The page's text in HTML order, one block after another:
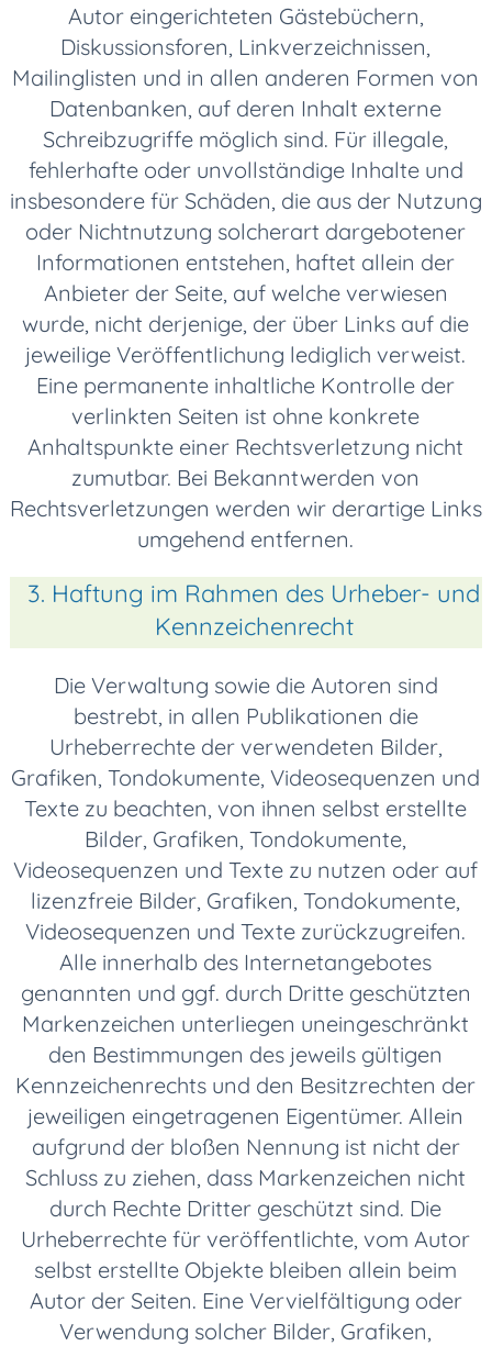
Autor eingerichteten Gästebüchern,
Diskussionsforen, Linkverzeichnissen,
Mailinglisten und in allen anderen Formen von
Datenbanken, auf deren Inhalt externe
Schreibzugriffe möglich sind. Für illegale,
fehlerhafte oder unvollständige Inhalte und
insbesondere für Schäden, die aus der Nutzung
oder Nichtnutzung solcherart dargebotener
Informationen entstehen, haftet allein der
Anbieter der Seite, auf welche verwiesen
wurde, nicht derjenige, der über Links auf die
jeweilige Veröffentlichung lediglich verweist.
Eine permanente inhaltliche Kontrolle der
verlinkten Seiten ist ohne konkrete
Anhaltspunkte einer Rechtsverletzung nicht
zumutbar. Bei Bekanntwerden von
Rechtsverletzungen werden wir derartige Links
umgehend entfernen.
3. Haftung im Rahmen des Urheber- und
Kennzeichenrecht
Die Verwaltung sowie die Autoren sind
bestrebt, in allen Publikationen die
Urheberrechte der verwendeten Bilder,
Grafiken, Tondokumente, Videosequenzen und
Texte zu beachten, von ihnen selbst erstellte
Bilder, Grafiken, Tondokumente,
Videosequenzen und Texte zu nutzen oder auf
lizenzfreie Bilder, Grafiken, Tondokumente,
Videosequenzen und Texte zurückzugreifen.
Alle innerhalb des Internetangebotes
genannten und ggf. durch Dritte geschützten
Markenzeichen unterliegen uneingeschränkt
den Bestimmungen des jeweils gültigen
Kennzeichenrechts und den Besitzrechten der
jeweiligen eingetragenen Eigentümer. Allein
aufgrund der bloßen Nennung ist nicht der
Schluss zu ziehen, dass Markenzeichen nicht
durch Rechte Dritter geschützt sind. Die
Urheberrechte für veröffentlichte, vom Autor
selbst erstellte Objekte bleiben allein beim
Autor der Seiten. Eine Vervielfältigung oder
Verwendung solcher Bilder, Grafiken,